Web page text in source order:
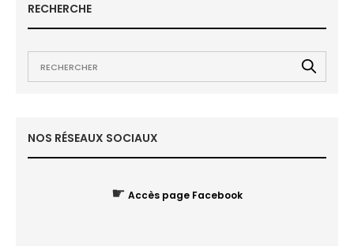
RECHERCHE
NOS RÉSEAUX SOCIAUX
☛ Accès page Facebook